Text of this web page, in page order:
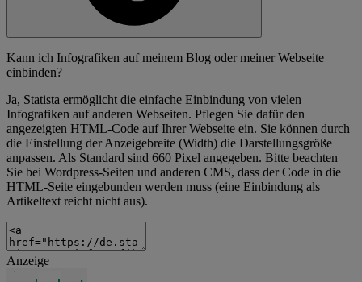
Kann ich Infografiken auf meinem Blog oder meiner Webseite
einbinden?
Ja, Statista ermöglicht die einfache Einbindung von vielen
Infografiken auf anderen Webseiten. Pflegen Sie dafür den
angezeigten HTML-Code auf Ihrer Webseite ein. Sie können durch
die Einstellung der Anzeigebreite (Width) die Darstellungsgröße
anpassen. Als Standard sind 660 Pixel angegeben. Bitte beachten
Sie bei Wordpress-Seiten und anderen CMS, dass der Code in die
HTML-Seite eingebunden werden muss (eine Einbindung als
Artikeltext reicht nicht aus).
Anzeige